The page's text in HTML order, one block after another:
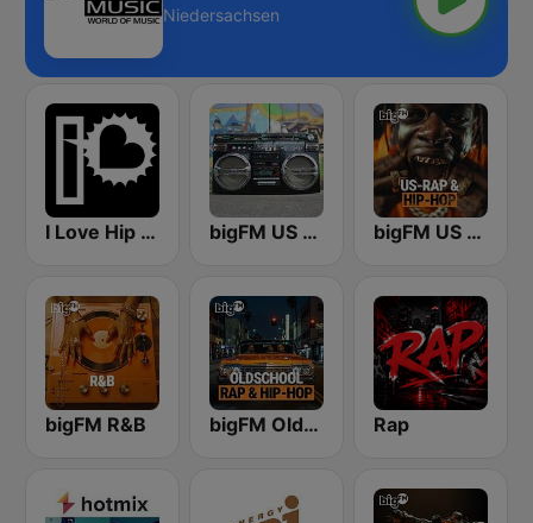
Niedersachsen
I Love Hip Hop bigFM US Rap & Hip-Hop bigFM US Rap & Hip-Hop
bigFM R&B bigFM Oldschool Rap & Hip-Hop Rap